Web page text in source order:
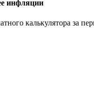
инфляции
калькулятора за